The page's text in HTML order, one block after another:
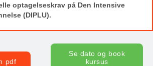
optagelseskrav på Den Intensive
(DIPLU).
pdf
Se dato og book
kursus